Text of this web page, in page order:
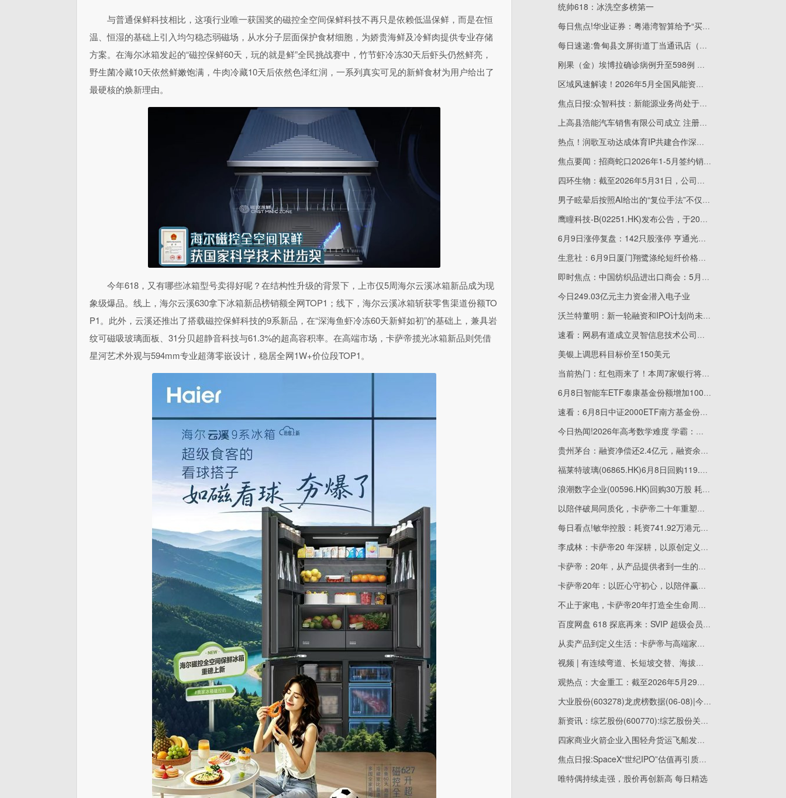
与普通保鲜科技相比，这项行业唯一获国奖的磁控全空间保鲜科技不再只是依赖低温保鲜，而是在恒
温、恒湿的基础上引入均匀稳态弱磁场，从水分子层面保护食材细胞，为娇贵海鲜及冷鲜肉提供专业存储
方案。在海尔冰箱发起的“磁控保鲜60天，玩的就是鲜”全民挑战赛中，竹节虾冷冻30天后虾头仍然鲜亮，
野生菌冷藏10天依然鲜嫩饱满，牛肉冷藏10天后依然色泽红润，一系列真实可见的新鲜食材为用户给出了
最硬核的焕新理由。
今年618，又有哪些冰箱型号卖得好呢？在结构性升级的背景下，上市仅5周海尔云溪冰箱新品成为现
象级爆品。线上，海尔云溪630拿下冰箱新品榜销额全网TOP1；线下，海尔云溪冰箱斩获零售渠道份额TO
P1。此外，云溪还推出了搭载磁控保鲜科技的9系新品，在“深海鱼虾冷冻60天新鲜如初”的基础上，兼具岩
纹可磁吸玻璃面板、31分贝超静音科技与61.3%的超高容积率。在高端市场，卡萨帝揽光冰箱新品则凭借
星河艺术外观与594mm专业超薄零嵌设计，稳居全网1W+价位段TOP1。
统帅618：冰洗空多榜第一
每日焦点!华业证券：粤港湾智算给予“买入”评级 目标价23.08港元
每日速递:鲁甸县文屏街道丁当通讯店（个体工商户）成立 注册资本15万人民币
刚果（金）埃博拉确诊病例升至598例 每日热讯
区域风速解读！2026年5月全国风能资源评价报告出炉
焦点日报:众智科技：新能源业务尚处于市场拓展初期
上高县浩能汽车销售有限公司成立 注册资本10万人民币
热点！润歌互动达成体育IP共建合作深化体育+AI数位化运营布局
焦点要闻：招商蛇口2026年1-5月签约销售金额760.35亿元
四环生物：截至2026年5月31日，公司股东人数为88410_今亮点
男子眩晕后按照AI给出的“复位手法”不仅没改善反加重 医生提醒：别乱用！
鹰瞳科技-B(02251.HK)发布公告，于2026年6月9日斥资4.94万港元回购4300股_新视野
6月9日涨停复盘：142只股涨停 亨通光电6天3板
生意社：6月9日厦门翔鹭涤纶短纤价格上调 每日精选
即时焦点：中国纺织品进出口商会：5月纺织服装出口环比回升 同比微降
今日249.03亿元主力资金潜入电子业
沃兰特董明：新一轮融资和IPO计划尚未决策
速看：网易有道成立灵智信息技术公司，含多项AI业务
美银上调思科目标价至150美元
当前热门：红包雨来了！本周7家银行将分红共331亿
6月8日智能车ETF泰康基金份额增加100万份，重仓股宁德时代、比亚迪、立讯精密|重点聚焦
速看：6月8日中证2000ETF南方基金份额增加4800万份，重仓股炬光科技、亚翔集成、万邦达
今日热闻!2026年高考数学难度 学霸：三年高中白学了，学渣：三年啥也没学会
贵州茅台：融资净偿还2.4亿元，融资余额194.99亿元 焦点要闻
福莱特玻璃(06865.HK)6月8日回购119.60万股，耗资894.75万港元
浪潮数字企业(00596.HK)回购30万股 耗资86.65万港元_当前热门
以陪伴破局同质化，卡萨帝二十年重塑行业格局
每日看点!敏华控股：耗资741.92万港元回购200.00万股股份
李成林：卡萨帝20 年深耕，以原创定义全球高端冰箱标准
卡萨帝：20年，从产品提供者到一生的生活伙伴
卡萨帝20年：以匠心守初心，以陪伴赢人心
不止于家电，卡萨帝20年打造全生命周期的家的陪伴
百度网盘 618 探底再来：SVIP 超级会员 13.5 元 / 月、162 元 / 年|今日要闻
从卖产品到定义生活：卡萨帝与高端家庭的20年陪伴答卷
视频 | 有连续弯道、长短坡交替、海拔起伏大，不去西藏照样体验“川藏线”，扬州骑行路线火了
观热点：大金重工：截至2026年5月29日，公司股东户数54,457户
大业股份(603278)龙虎榜数据(06-08)|今日视点
新资讯：综艺股份(600770):综艺股份关于控股股东取得增持股份专项贷款承诺函
四家商业火箭企业入围轻舟货运飞船发射服务
焦点日报:SpaceX“世纪IPO”估值再引质疑！专家：实际低得多 AI业务离盈利还很远
唯特偶持续走强，股价再创新高 每日精选